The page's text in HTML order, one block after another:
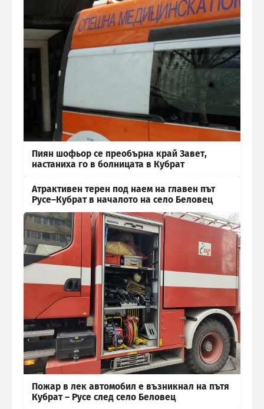
Пиян шофьор се преобърна край Завет,
настаниха го в болницата в Кубрат
Атрактивен терен под наем на главен път
Русе–Кубрат в началото на село Беловец
Пожар в лек автомобил е възникнал на пътя
Кубрат – Русе след село Беловец